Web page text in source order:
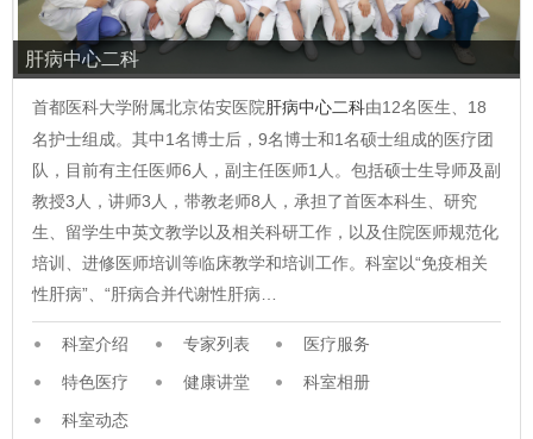
肝病中心二科
首都医科大学附属北京佑安医院肝病中心二科由12名医生、18
名护士组成。其中1名博士后，9名博士和1名硕士组成的医疗团
队，目前有主任医师6人，副主任医师1人。包括硕士生导师及副
教授3人，讲师3人，带教老师8人，承担了首医本科生、研究
生、留学生中英文教学以及相关科研工作，以及住院医师规范化
培训、进修医师培训等临床教学和培训工作。科室以“免疫相关
性肝病”、“肝病合并代谢性肝病…
科室介绍 专家列表
医疗服务
特色医疗
健康讲堂
科室相册
科室动态